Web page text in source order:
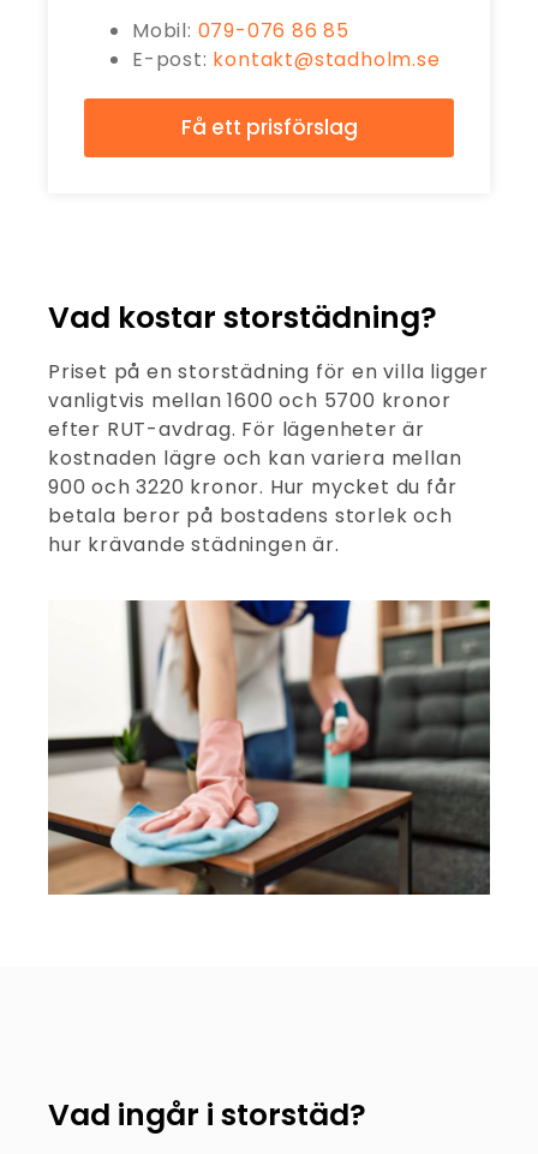
Mobil: 079-076 86 85
E-post: kontakt@stadholm.se
Få ett prisförslag
Vad kostar storstädning?
Priset på en storstädning för en villa ligger
vanligtvis mellan 1600 och 5700 kronor
efter RUT-avdrag. För lägenheter är
kostnaden lägre och kan variera mellan
900 och 3220 kronor. Hur mycket du får
betala beror på bostadens storlek och
hur krävande städningen är.
Vad ingår i storstäd?